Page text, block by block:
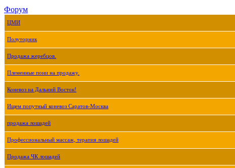
Форум
ЦМИ
Полуторник
Продажа жеребцов.
Племенные пони на продажу.
Коневоз на Дальний Восток!
Ищем попутный коневоз Саратов-Москва
продажа лошадей
Профессиональный массаж, терапия лошадей
Продажа ЧК лошадей